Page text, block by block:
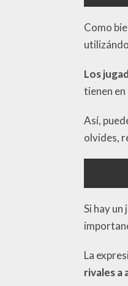
Como
Los
tienen
Así,
olvides,
Si hay
La
rivales a